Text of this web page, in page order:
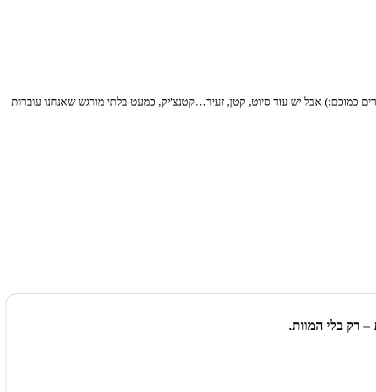
כמוכם:) אבל יש עוד סיוט, קטן, זעיר…קטנצ'יק, כמעט בלתי מורגש שאנחנו עוברות
– רק בלי המוות.